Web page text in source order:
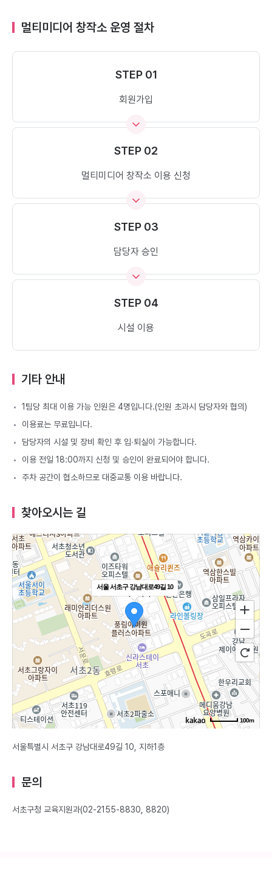
멀티미디어 창작소 운영 절차
STEP 01
회원가입
STEP 02
멀티미디어 창작소 이용 신청
STEP 03
담당자 승인
STEP 04
시설 이용
기타 안내
1팀당 최대 이용 가능 인원은 4명입니다.(인원 초과시 담당자와 협의)
이용료는 무료입니다.
담당자의 시설 및 장비 확인 후 입∙퇴실이 가능합니다.
이용 전일 18:00까지 신청 및 승인이 완료되어야 합니다.
주차 공간이 협소하므로 대중교통 이용 바랍니다.
찾아오시는 길
서울 서초구 강남대로49길 10
100m
서울특별시 서초구 강남대로49길 10, 지하1층
문의
서초구청 교육지원과(02-2155-8830, 8820)